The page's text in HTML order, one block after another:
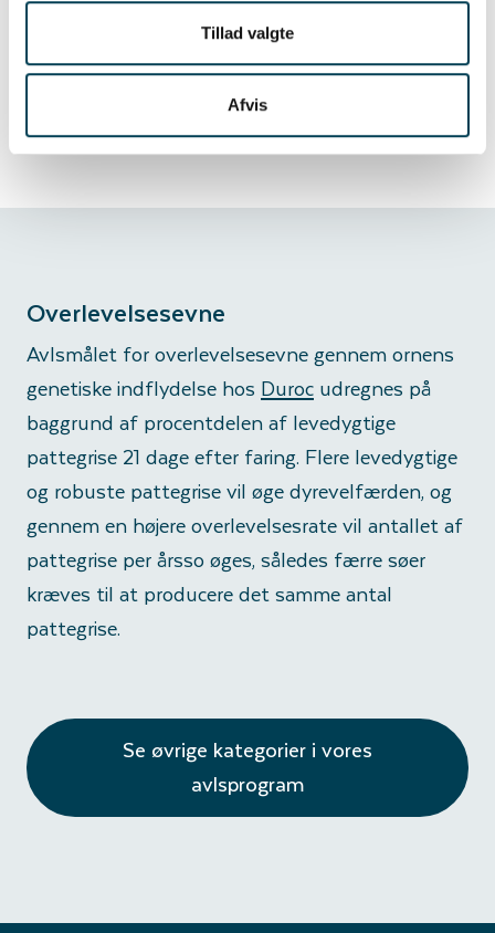
Tillad valgte
Afvis
det står stille og er i bevægelse, hvilket sikrer, at
der i avlen kun bruges dyr med stærke ben og en
god kropsholdning.
Overlevelsesevne
Avlsmålet for overlevelsesevne gennem ornens
genetiske indflydelse hos Duroc udregnes på
baggrund af procentdelen af levedygtige
pattegrise 21 dage efter faring. Flere levedygtige
og robuste pattegrise vil øge dyrevelfærden, og
gennem en højere overlevelsesrate vil antallet af
pattegrise per årsso øges, således færre søer
kræves til at producere det samme antal
pattegrise.
Se øvrige kategorier i vores
avlsprogram